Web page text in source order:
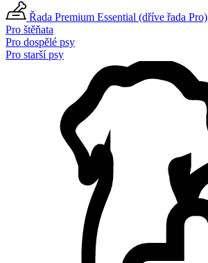
Řada Premium Essential (dříve řada Pro)
Pro štěňata
Pro dospělé psy
Pro starší psy